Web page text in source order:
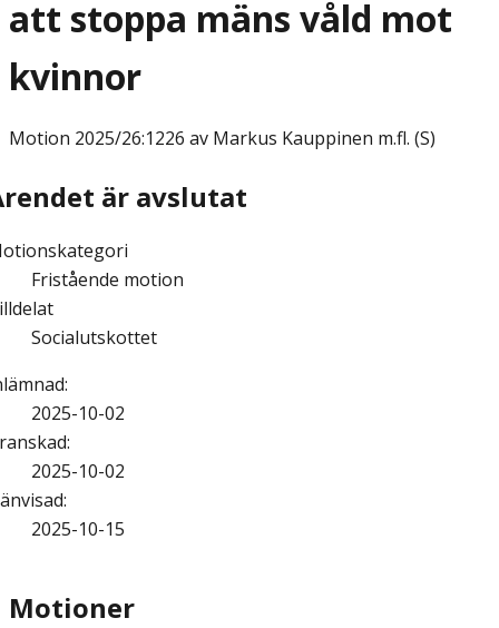
att stoppa mäns våld mot
kvinnor
Motion 2025/26:1226 av Markus Kauppinen m.fl. (S)
är avslutat
Fristående motion
Socialutskottet
:
2025-10-02
:
2025-10-02
:
2025-10-15
Motioner